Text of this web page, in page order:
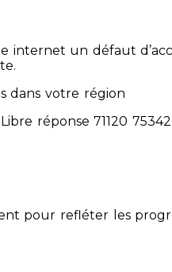
internet un défaut
dans votre région
réponse 71120 75342
pour refléter les